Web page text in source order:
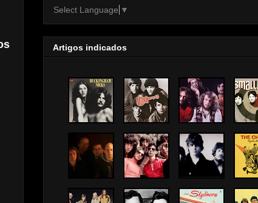
Select Language ▼
Artigos indicados